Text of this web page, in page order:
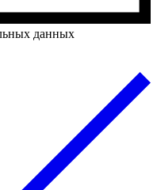
данных